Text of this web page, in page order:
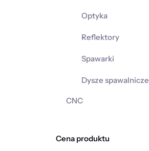
Optyka
Reflektory
Spawarki
Dysze spawalnicze
CNC
Cena produktu